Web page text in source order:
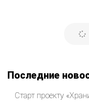
Последние
Старт проекту